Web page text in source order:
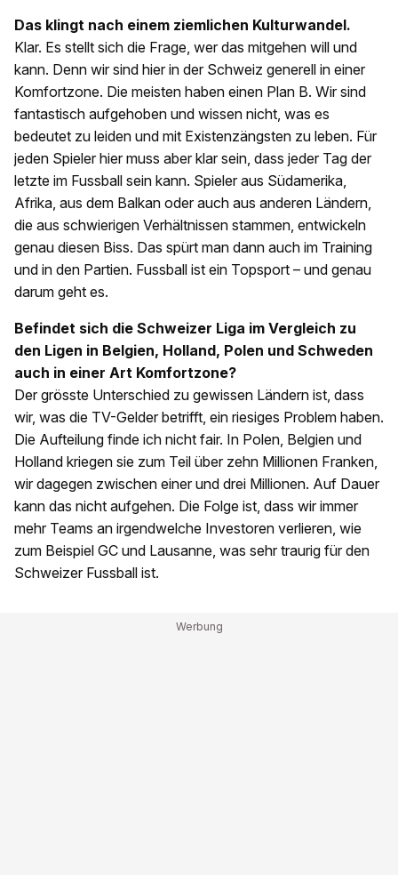
Das klingt nach einem ziemlichen Kulturwandel.
Klar. Es stellt sich die Frage, wer das mitgehen will und
kann. Denn wir sind hier in der Schweiz generell in einer
Komfortzone. Die meisten haben einen Plan B. Wir sind
fantastisch aufgehoben und wissen nicht, was es
bedeutet zu leiden und mit Existenzängsten zu leben. Für
jeden Spieler hier muss aber klar sein, dass jeder Tag der
letzte im Fussball sein kann. Spieler aus Südamerika,
Afrika, aus dem Balkan oder auch aus anderen Ländern,
die aus schwierigen Verhältnissen stammen, entwickeln
genau diesen Biss. Das spürt man dann auch im Training
und in den Partien. Fussball ist ein Topsport – und genau
darum geht es.
Befindet sich die Schweizer Liga im Vergleich zu
den Ligen in Belgien, Holland, Polen und Schweden
auch in einer Art Komfortzone?
Der grösste Unterschied zu gewissen Ländern ist, dass
wir, was die TV-Gelder betrifft, ein riesiges Problem haben.
Die Aufteilung finde ich nicht fair. In Polen, Belgien und
Holland kriegen sie zum Teil über zehn Millionen Franken,
wir dagegen zwischen einer und drei Millionen. Auf Dauer
kann das nicht aufgehen. Die Folge ist, dass wir immer
mehr Teams an irgendwelche Investoren verlieren, wie
zum Beispiel GC und Lausanne, was sehr traurig für den
Schweizer Fussball ist.